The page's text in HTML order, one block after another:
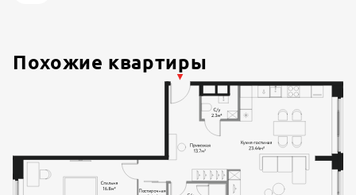
Похожие квартиры